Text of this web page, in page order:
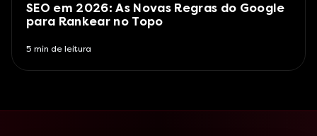
SEO em 2026: As Novas Regras do Google
para Rankear no Topo
5 min de leitura